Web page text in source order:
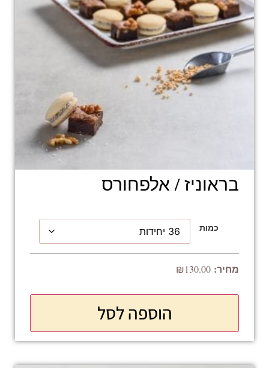
בראוניז / אלפחורס
כמות
₪130.00
הוספה לסל